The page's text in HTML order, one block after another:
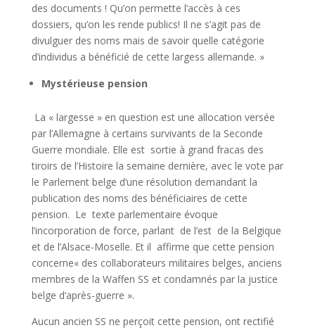
des documents ! Qu’on permette l’accès à ces
dossiers, qu’on les rende publics! Il ne s’agit pas de
divulguer des noms mais de savoir quelle catégorie
d’individus a bénéficié de cette largess allemande. »
Mystérieuse pension
La « largesse » en question est une allocation versée
par l’Allemagne à certains survivants de la Seconde
Guerre mondiale. Elle est sortie à grand fracas des
tiroirs de l’Histoire la semaine dernière, avec le vote par
le Parlement belge d’une résolution demandant la
publication des noms des bénéficiaires de cette
pension. Le texte parlementaire évoque
l’incorporation de force, parlant de l’est de la Belgique
et de l’Alsace-Moselle. Et il affirme que cette pension
concerne« des collaborateurs militaires belges, anciens
membres de la Waffen SS et condamnés par la justice
belge d’après-guerre ».
Aucun ancien SS ne perçoit cette pension, ont rectifié